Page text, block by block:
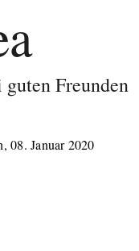
Freunden
08. Januar 2020